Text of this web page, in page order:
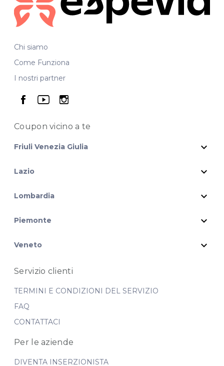
P.IVA 02770270300
Per ulteriori informazioni sull'offerta o sulle modalità di
Chi siamo
Come Funziona
I nostri partner
seguici su facebook
seguici su youtube
seguici su instagram
Coupon vicinoa te
Friuli Venezia Giulia expand_more
Lazio expand_more
Lombardia expand_more
Piemonte expand_more
Veneto expand_more
Servizio clienti
TERMINI E CONDIZIONI DEL SERVIZIO
FAQ
CONTATTACI
Per le aziende
DIVENTA INSERZIONISTA